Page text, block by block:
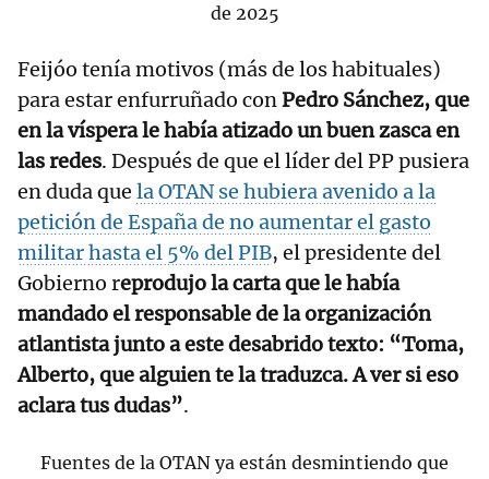
de 2025
Feijóo tenía motivos (más de los habituales)
para estar enfurruñado conPedro Sánchez, que
en la víspera le había atizado un buen zasca en
las redes. Después de que el líder del PP pusiera
en duda que la OTAN se hubiera avenido a la
petición de España de no aumentar el gasto
militar hasta el 5% del PIB, el presidente del
Gobierno reprodujo la carta que le había
mandado el responsable de la organización
atlantista junto a este desabrido texto: “Toma,
Alberto, que alguien te la traduzca. A ver si eso
aclara tus dudas”.
Fuentes de la OTAN ya están desmintiendo que